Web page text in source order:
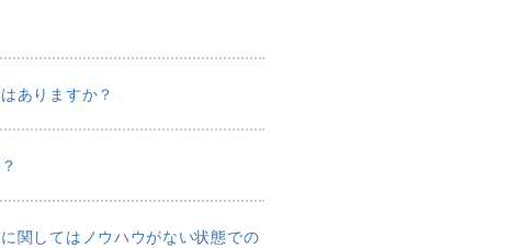
ありますか？
関してはノウハウがない状態での